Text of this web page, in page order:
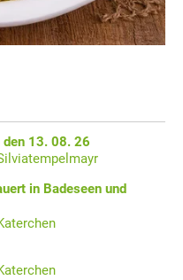
13. 08. 26
in Badeseen und